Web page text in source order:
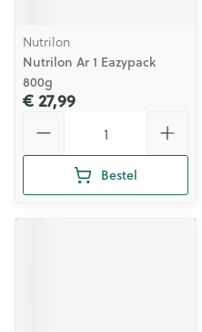
Nutrilon
Nutrilon Ar 1 Eazypack
800g
€ 27,99
Bestel